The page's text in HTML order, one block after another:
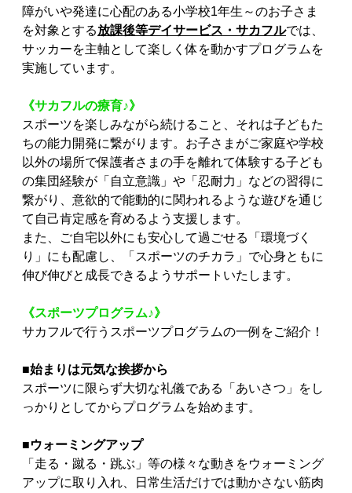
障がいや発達に心配のある小学校1年生～のお子さま
を対象とする放課後等デイサービス・サカフルでは、
サッカーを主軸として楽しく体を動かすプログラムを
実施しています。
《サカフルの療育♪》
スポーツを楽しみながら続けること、それは子どもた
ちの能力開発に繋がります。お子さまがご家庭や学校
以外の場所で保護者さまの手を離れて体験する子ども
の集団経験が「自立意識」や「忍耐力」などの習得に
繋がり、意欲的で能動的に関われるような遊びを通じ
て自己肯定感を育めるよう支援します。
また、ご自宅以外にも安心して過ごせる「環境づく
り」にも配慮し、「スポーツのチカラ」で心身ともに
伸び伸びと成長できるようサポートいたします。
《スポーツプログラム♪》
サカフルで行うスポーツプログラムの一例をご紹介！
■始まりは元気な挨拶から
スポーツに限らず大切な礼儀である「あいさつ」をし
っかりとしてからプログラムを始めます。
■ウォーミングアップ
「走る・蹴る・跳ぶ」等の様々な動きをウォーミング
アップに取り入れ、日常生活だけでは動かさない筋肉